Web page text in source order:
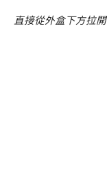
直接從外盒下方拉開